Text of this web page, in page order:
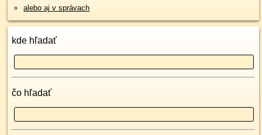
alebo aj v správach
kde hľadať
čo hľadať